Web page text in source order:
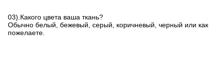
03).Какого цвета ваша ткань?
Обычно белый, бежевый, серый, коричневый, черный или как
пожелаете.